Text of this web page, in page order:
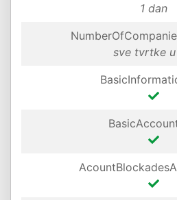
1 dan
sve tvrtke u